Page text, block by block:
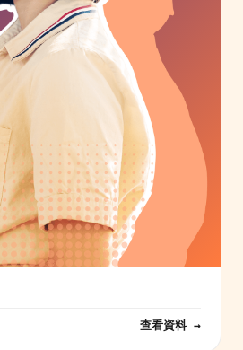
查看資料 →